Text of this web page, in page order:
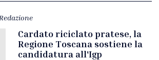
Redazione
Cardato riciclato pratese, la
Regione Toscana sostiene la
candidatura all'Igp